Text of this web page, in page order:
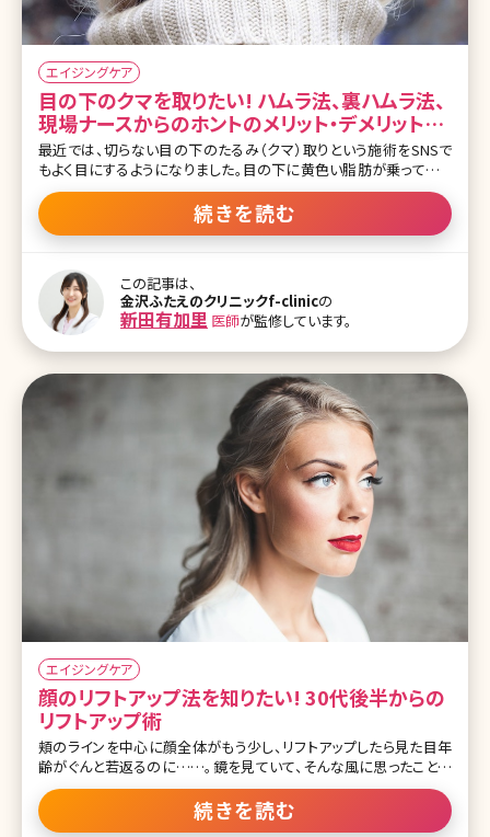
エイジングケア
目の下のクマを取りたい! ハムラ法、裏ハムラ法、
現場ナースからのホントのメリット・デメリット解
説
最近では、切らない目の下のたるみ（クマ）取りという施術をSNSで
もよく目にするようになりました。目の下に黄色い脂肪が乗っている
動画を目にした方も多くいると思います。そういった動画や投稿では、
目の下にある眼下脂肪というものを除去しています。SNSで目にする
だけでなく、目元のクマ治療は実際にとても人気の高い治療になっ
が前に出ている方がおり、そのような方では10代から目の下の膨ら
みによるクマが気になってしまいます。そのため、筆者がカウンセリン
グ相談を受ける方は40代以上の方が多いのですが、10代や20代の
若い方も少なくありません。 もちろん、骨格的な要因ではなく色素沈
着や血流が悪いことが原因である色クマで悩んでいる方もいます。そ
だき改善することも多くありますので
続きを読む
この記事は、
金沢ふたえのクリニックf-clinicの
新田有加里 医師が監修しています。
エイジングケア
顔のリフトアップ法を知りたい! 30代後半からの
リフトアップ術
頬のラインを中心に顔全体がもう少し、リフトアップしたら見た目年
齢がぐんと若返るのに……。鏡を見ていて、そんな風に思ったことは
ありませんか?エイジングサインの中でもコスメやサプリメントなどで
解消しにくい、たるみ。しかし現在では、さまざまな方法でたるみにア
プローチできるようになっています。ここで最新の顔のリフトアップ方
続きを読む